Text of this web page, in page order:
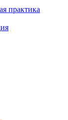
практика